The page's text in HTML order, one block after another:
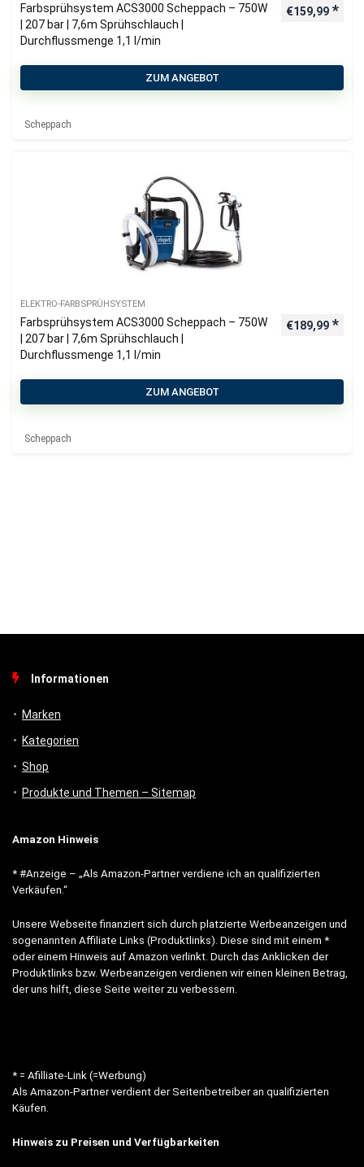
Farbsprühsystem ACS3000 Scheppach – 750W
| 207 bar | 7,6m Sprühschlauch |
Durchflussmenge 1,1 l/min
€159,99
ZUM ANGEBOT
Scheppach
ELEKTRO-FARBSPRÜHSYSTEM
Farbsprühsystem ACS3000 Scheppach – 750W
| 207 bar | 7,6m Sprühschlauch |
Durchflussmenge 1,1 l/min
€189,99
ZUM ANGEBOT
Scheppach
Informationen
Marken
Kategorien
Shop
Produkte und Themen – Sitemap
Amazon Hinweis
* #Anzeige – „Als Amazon-Partner verdiene ich an qualifizierten
Verkäufen.“
Unsere Webseite finanziert sich durch platzierte Werbeanzeigen und
sogenannten Affiliate Links (Produktlinks). Diese sind mit einem *
oder einem Hinweis auf Amazon verlinkt. Durch das Anklicken der
Produktlinks bzw. Werbeanzeigen verdienen wir einen kleinen Betrag,
der uns hilft, diese Seite weiter zu verbessern.
* = Afilliate-Link (=Werbung)
Als Amazon-Partner verdient der Seitenbetreiber an qualifizierten
Käufen.
Hinweis zu Preisen und Verfügbarkeiten